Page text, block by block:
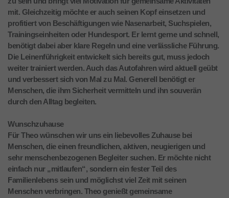
mit. Gleichzeitig möchte er auch seinen Kopf einsetzen und
profitiert von Beschäftigungen wie Nasenarbeit, Suchspielen,
Trainingseinheiten oder Hundesport. Er lernt gerne und schnell,
benötigt dabei aber klare Regeln und eine verlässliche Führung.
Die Leinenführigkeit entwickelt sich bereits gut, muss jedoch
weiter trainiert werden. Auch das Autofahren wird aktuell geübt
und verbessert sich von Mal zu Mal. Generell benötigt er
Menschen, die ihm Sicherheit vermitteln und ihn souverän
durch den Alltag begleiten.
Wunschzuhause
Für Theo wünschen wir uns ein liebevolles Zuhause bei
Menschen, die einen freundlichen, aktiven, neugierigen und
sehr menschenbezogenen Begleiter suchen. Er möchte nicht
einfach nur „mitlaufen“, sondern ein fester Teil des
Familienlebens sein und möglichst viel Zeit mit seinen
Menschen verbringen. Theo genießt gemeinsame